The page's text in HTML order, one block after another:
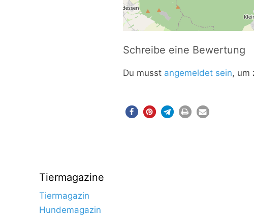
Schreibe eine Bewertung
Du musst angemeldet sein, um
Tiermagazine
Tiermagazin
Hundemagazin